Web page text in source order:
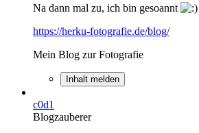
Na dann mal zu, ich bin gesoannt
https://herku-fotografie.de/blog/
Mein Blog zur Fotografie
Inhalt melden
c0d1
Blogzauberer